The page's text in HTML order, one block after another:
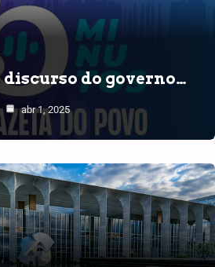
discurso do governo…
abr 1, 2025